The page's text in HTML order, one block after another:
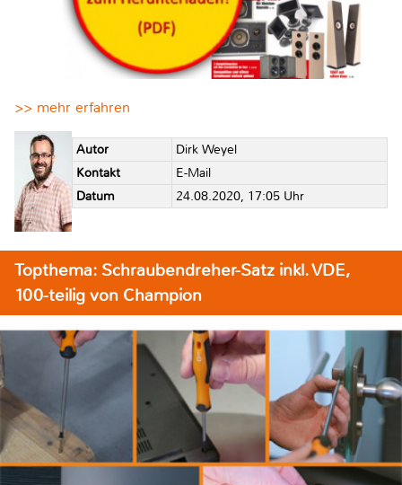
>> mehr erfahren
Autor
Dirk Weyel
Kontakt
E-Mail
Datum
24.08.2020, 17:05 Uhr
Topthema: Schraubendreher-Satz inkl. VDE,
100-teilig von Champion